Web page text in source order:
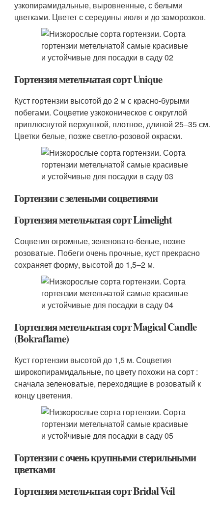
узкопирамидальные, выровненные, с белыми
цветками. Цветет с середины июля и до заморозков.
Гортензия метельчатая сорт Unique
Куст гортензии высотой до 2 м с красно-бурыми
побегами. Соцветие узкоконическое с округлой
приплюснутой верхушкой, плотное, длиной 25–35 см.
Цветки белые, позже светло-розовой окраски.
Гортензии с зелеными соцветиями
Гортензия метельчатая сорт Limelight
Соцветия огромные, зеленовато-белые, позже
розоватые. Побеги очень прочные, куст прекрасно
сохраняет форму, высотой до 1,5–2 м.
Гортензия метельчатая сорт Magical Candle
(Bokraflame)
Куст гортензии высотой до 1,5 м. Соцветия
широкопирамидальные, по цвету похожи на сорт :
сначала зеленоватые, переходящие в розоватый к
концу цветения.
Гортензии с очень крупными стерильными
цветками
Гортензия метельчатая сорт Bridal Veil